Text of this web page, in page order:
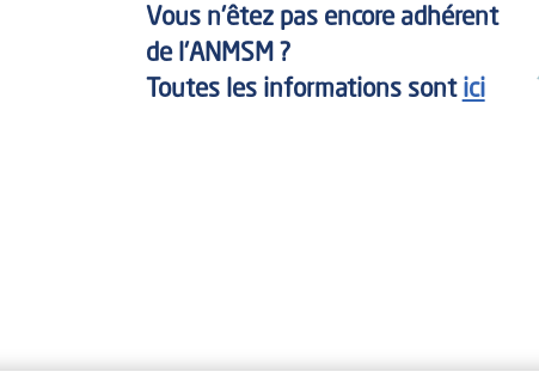
Vous n'êtez pas encore adhérent
de l'ANMSM ?
Toutes les informations sont ici